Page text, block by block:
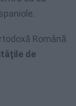
Română
de